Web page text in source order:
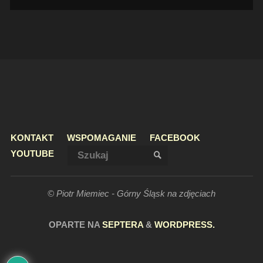
KONTAKT WSPOMAGANIE
FACEBOOK
YOUTUBE
SZUKAJ
© Piotr Miemiec - Górny Śląsk na zdjęciach
OPARTE NASEPTERA& WORDPRESS.